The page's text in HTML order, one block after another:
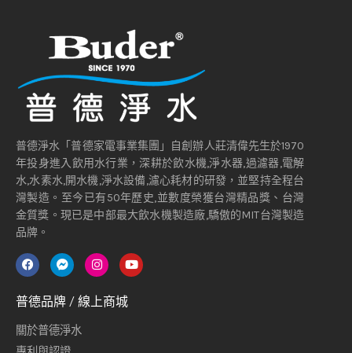
普德淨水「普德家電事業集團」自創辦人莊清偉先生於1970
年投身進入飲用水行業，深耕於飲水機,淨水器,過濾器,電解
水,水素水,開水機,淨水設備,濾心耗材的研發，並堅持全程台
灣製造。至今已有50年歷史,並數度榮獲台灣精品獎、台灣
金質獎。現已是中部最大飲水機製造廠,驕傲的MIT台灣製造
品牌。
普德品牌 / 線上商城
關於普德淨水